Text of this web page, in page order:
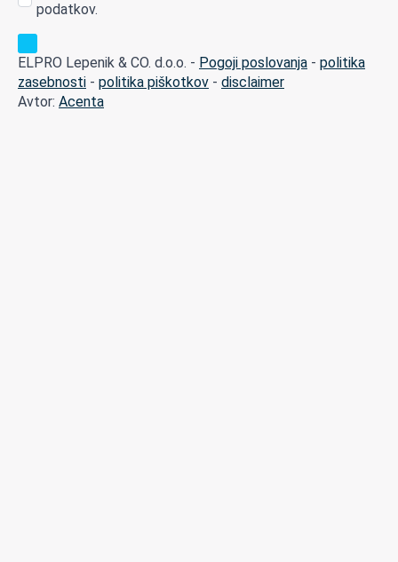
podatkov.
ELPRO Lepenik & CO. d.o.o. - Pogoji poslovanja - politika
zasebnosti - politika piškotkov - disclaimer
Avtor: Acenta